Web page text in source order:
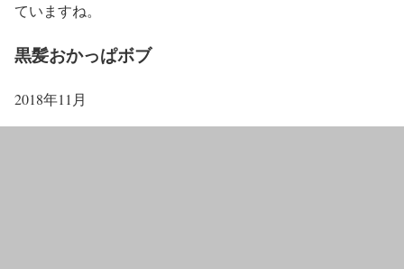
ていますね。
黒髪おかっぱボブ
2018年11月